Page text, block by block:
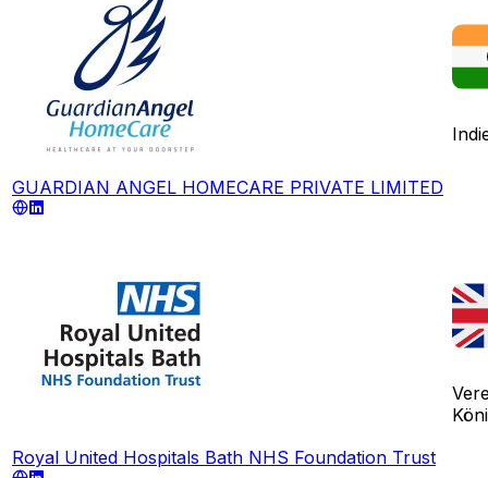
GUARDIAN ANGEL HOMECARE PRIVATE LIMITED
Royal United Hospitals Bath NHS Foundation Trust